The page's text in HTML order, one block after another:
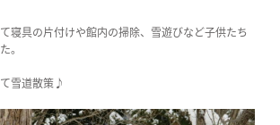
寝具の片付けや館内の掃除、雪遊びなど子供たち
。
雪道散策♪